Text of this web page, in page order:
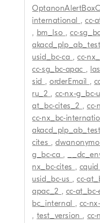
international , cc-
, bm_lso , cc-
akacd_plp_ab_test
usid_bc-ca ,cc-
cc-sg_bc-apac ,
sid , orderEmail ,
ru_2 , cc-nx-g_bc-
at_bc-cites_2 , cc-
cc-nx_bc-
cites ,
g_bc-ca ,
nx_bc-cites , cquid
usid_bc-us ,cc-
apac_2 , cc-at_bc-
bc_internal , cc-
, test_version , cc-